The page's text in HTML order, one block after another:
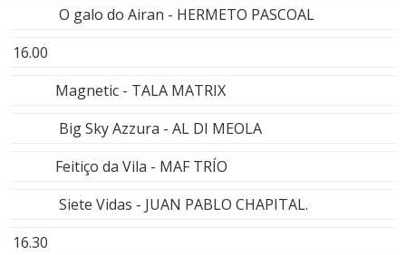
O galo do Airan - HERMETO PASCOAL
16.00
Magnetic - TALA MATRIX
Big Sky Azzura - AL DI MEOLA
Feitiço da Vila - MAF TRÍO
Siete Vidas - JUAN PABLO CHAPITAL.
16.30